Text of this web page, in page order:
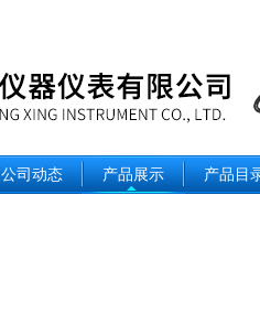
公司动态 产品展示 产品目